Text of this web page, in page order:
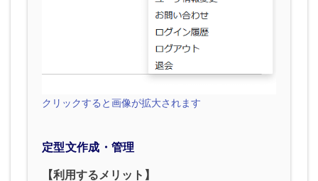
クリックすると画像が拡大されます
定型文作成・管理
【利用するメリット】